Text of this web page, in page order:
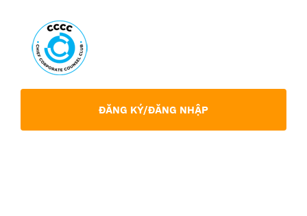
content
ĐĂNG KÝ/ĐĂNG NHẬP